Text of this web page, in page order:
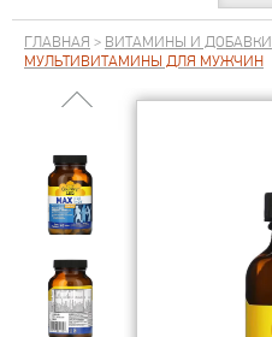
ГЛАВНАЯ > ВИТАМИНЫ И ДОБАВКИ
МУЛЬТИВИТАМИНЫ ДЛЯ МУЖЧИН